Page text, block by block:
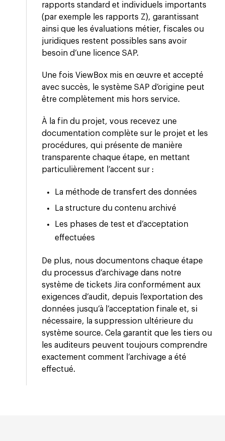
rapports standard et individuels importants
(par exemple les rapports Z), garantissant
ainsi que les évaluations métier, fiscales ou
juridiques restent possibles sans avoir
besoin d’une licence SAP.
Une fois ViewBox mis en œuvre et accepté
avec succès, le système SAP d’origine peut
être complètement mis hors service.
À la fin du projet, vous recevez une
documentation complète sur le projet et les
procédures, qui présente de manière
transparente chaque étape, en mettant
particulièrement l’accent sur :
La méthode de transfert des données
La structure du contenu archivé
Les phases de test et d’acceptation
effectuées
De plus, nous documentons chaque étape
du processus d’archivage dans notre
système de tickets Jira conformément aux
exigences d’audit, depuis l’exportation des
données jusqu’à l’acceptation finale et, si
nécessaire, la suppression ultérieure du
système source. Cela garantit que les tiers ou
les auditeurs peuvent toujours comprendre
exactement comment l’archivage a été
effectué.